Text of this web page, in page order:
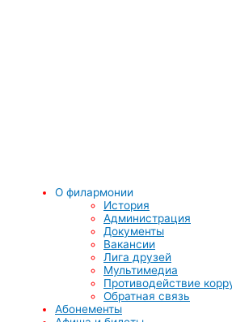
О филармонии
История
Администрация
Документы
Вакансии
Лига друзей
Мультимедиа
Противодействие
Обратная связь
Абонементы